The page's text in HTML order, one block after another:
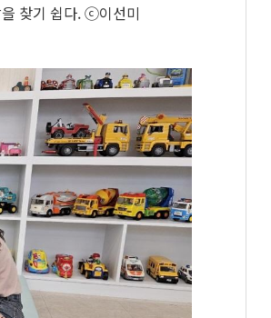
찾기 쉽다. ⓒ이선미